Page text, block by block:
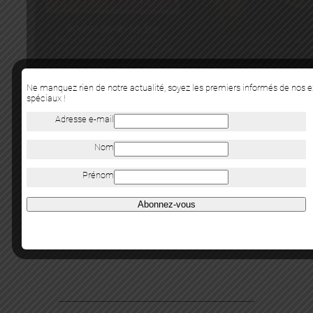
L’ÉVÈNEMENT
L’évènement N°408 – Février/Mars 2012 – p.47. (Il était une fois la
figuration libre – François Boisrond)
précédent|suivant
Ne manquez rien de notre actualité, soyez les premiers informés de nos
spéciaux !
Adresse e-mail
Nom
Prénom
Abonnez-vous